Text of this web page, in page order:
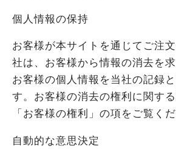
個人情報の保持
お客様が本サイトを通じてご注
社は、お客様から情報の消去を求
お客様の個人情報を当社の記録
す。お客様の消去の権利に関す
「お客様の権利」の項をご覧くだ
自動的な意思決定